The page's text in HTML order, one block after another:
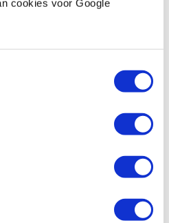
cookies voor Google